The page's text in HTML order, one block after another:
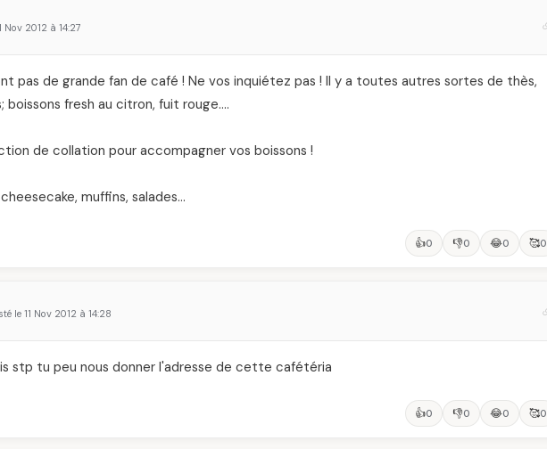
Nov 2012 à 14:27
pas de grande fan de café ! Ne vos inquiétez pas ! Il y a toutes autres sortes de thès,
boissons fresh au citron, fuit rouge….
de collation pour accompagner vos boissons !
muffins, salades…
👍0 👎0 😂0 🥰0
le 11 Nov 2012 à 14:28
stp tu peu nous donner l'adresse de cette cafétéria
👍0 👎0 😂0 🥰0